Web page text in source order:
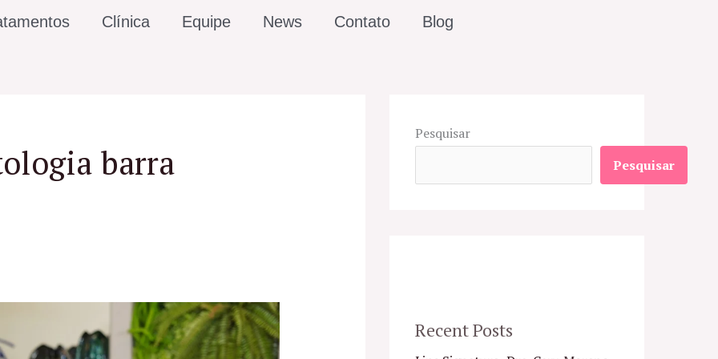
Clínica Equipe News Contato Blog
barra
Pesquisar
Pesquisar
Recent Posts